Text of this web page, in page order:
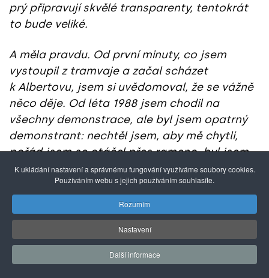
prý připravují skvělé transparenty, tentokrát
to bude veliké.
A měla pravdu. Od první minuty, co jsem
vystoupil z tramvaje a začal scházet
k Albertovu, jsem si uvědomoval, že se vážně
něco děje. Od léta 1988 jsem chodil na
všechny demonstrace, ale byl jsem opatrný
demonstrant: nechtěl jsem, aby mě chytli,
pořád jsem se otáčel přes rameno, byl jsem
připraven utíkat. Tohle bylo jiné. Triumfální
nálada zachvátila celý obrovský dav lidí
a vůbec nás nenapadlo, že by proti
studentům právě 17. listopadu někdo zasáhl.
Atmosféra byla otevřená, od začátku se
skandovala hesla na podporu Charty, vybavuji
si transparenty „Kdo, ne-li my, kdy, ne-li dnes“
K ukládání nastavení a správnému fungování využíváme soubory cookies.
Používáním webu s jejich používáním souhlasíte.
Rozumím
Nastavení
Další informace